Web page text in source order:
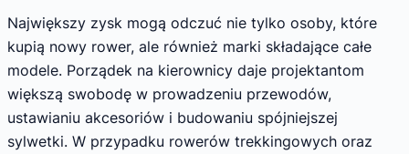
Największy zysk mogą odczuć nie tylko osoby, które
kupią nowy rower, ale również marki składające całe
modele. Porządek na kierownicy daje projektantom
większą swobodę w prowadzeniu przewodów,
ustawianiu akcesoriów i budowaniu spójniejszej
sylwetki. W przypadku rowerów trekkingowych oraz